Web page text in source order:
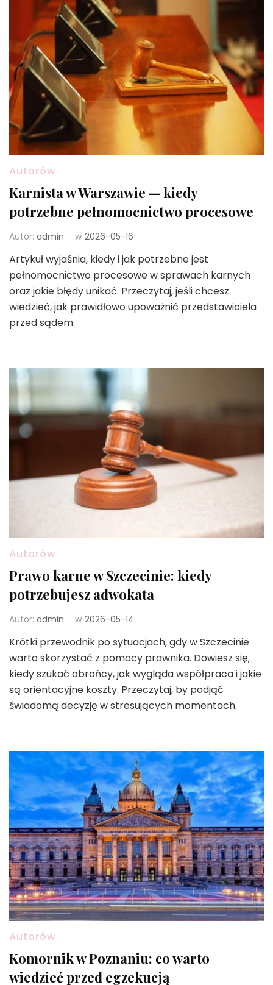
Autorów
Karnista w Warszawie — kiedy
potrzebne pełnomocnictwo procesowe
Autor: admin w 2026-05-16
Artykuł wyjaśnia, kiedy i jak potrzebne jest
pełnomocnictwo procesowe w sprawach karnych
oraz jakie błędy unikać. Przeczytaj, jeśli chcesz
wiedzieć, jak prawidłowo upoważnić przedstawiciela
przed sądem.
Autorów
Prawo karne w Szczecinie: kiedy
potrzebujesz adwokata
Autor: admin w 2026-05-14
Krótki przewodnik po sytuacjach, gdy w Szczecinie
warto skorzystać z pomocy prawnika. Dowiesz się,
kiedy szukać obrońcy, jak wygląda współpraca i jakie
są orientacyjne koszty. Przeczytaj, by podjąć
świadomą decyzję w stresujących momentach.
Autorów
Komornik w Poznaniu: co warto
wiedzieć przed egzekucją